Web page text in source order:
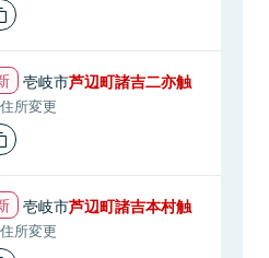
壱岐市芦辺町諸吉二亦触
所変更
壱岐市芦辺町諸吉本村触
所変更